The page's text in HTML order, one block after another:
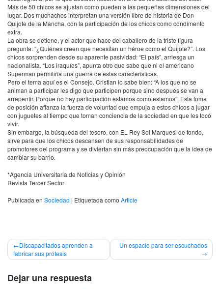
Más de 50 chicos se ajustan como pueden a las pequeñas dimensiones del
lugar. Dos muchachos interpretan una versión libre de historia de Don
Quijote de la Mancha, con la participación de los chicos como condimento
extra.
La obra se detiene, y el actor que hace del caballero de la triste figura
pregunta: “¿Quiénes creen que necesitan un héroe como el Quijote?”. Los
chicos sorprenden desde su aparente pasividad: “El país”, arriesga un
nacionalista. “Los iraquíes”, apunta otro que sabe que ni el americano
Superman permitiría una guerra de estas características.
Pero el tema aquí es el Consejo. Cristian lo sabe bien: “A los que no se
animan a participar les digo que participen porque sino después se van a
arrepentir. Porque no hay participación estamos como estamos”. Esta toma
de posición afianza la fuerza de voluntad que empuja a estos chicos a jugar
con juguetes al tiempo que toman conciencia de la sociedad en que les tocó
vivir.
Sin embargo, la búsqueda del tesoro, con EL Rey Sol Marquesi de fondo,
sirve para que los chicos descansen de sus responsabilidades de
promotores del programa y se diviertan sin más preocupación que la idea de
cambiar su barrio.
*Agencia Universitaria de Noticias y Opinión
Revista Tercer Sector
Publicada en Sociedad | Etiquetada como Article
Navegación
de
entradas
Discapacitados aprenden a
fabricar sus prótesis
Un espacio para ser escuchados
Dejar una respuesta